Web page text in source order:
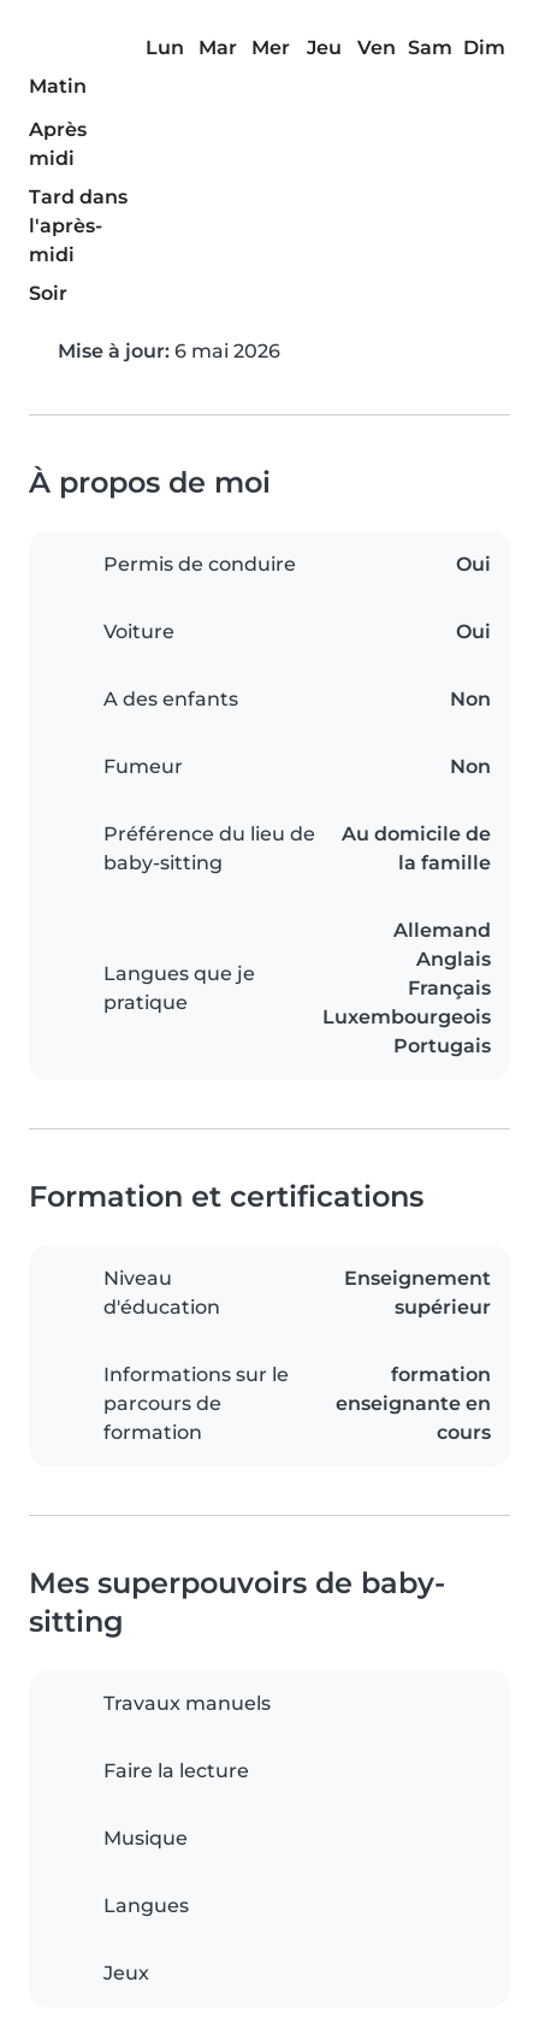
Lun Mar Mer Jeu Ven Sam Dim
Matin
Après
midi
Tard dans
l'après-
midi
Soir
Mise à jour: 6 mai 2026
À propos de moi
Permis de conduire Oui
Voiture Oui
A des enfants Non
Fumeur Non
Préférence du lieu de
baby-sitting
Au domicile de
la famille
Langues que je
pratique
Allemand
Anglais
Français
Luxembourgeois
Portugais
Formation et certifications
Niveau
d'éducation
Enseignement
supérieur
Informations sur le
parcours de
formation
formation
enseignante en
cours
Mes superpouvoirs de baby-
sitting
Travaux manuels
Faire la lecture
Musique
Langues
Jeux